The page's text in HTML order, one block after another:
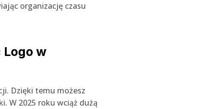
organizację czasu
w
Dzięki temu możesz
W 2025 roku wciąż dużą